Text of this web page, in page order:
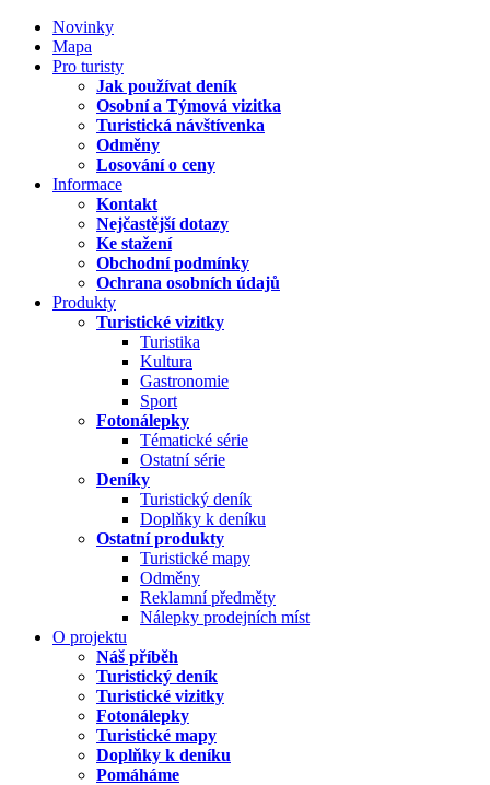
Novinky
Mapa
Pro turisty
Jak používat deník
Osobní a Týmová vizitka
Turistická návštívenka
Odměny
Losování o ceny
Informace
Kontakt
Nejčastější dotazy
Ke stažení
Obchodní podmínky
Ochrana osobních údajů
Produkty
Turistické vizitky
Turistika
Kultura
Gastronomie
Sport
Fotonálepky
Tématické série
Ostatní série
Deníky
Turistický deník
Doplňky k deníku
Ostatní produkty
Turistické mapy
Odměny
Reklamní předměty
Nálepky prodejních míst
O projektu
Náš příběh
Turistický deník
Turistické vizitky
Fotonálepky
Turistické mapy
Doplňky k deníku
Pomáháme